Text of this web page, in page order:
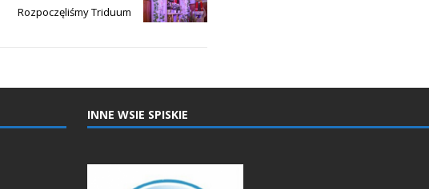
Rozpoczęliśmy Triduum
INNE WSIE SPISKIE